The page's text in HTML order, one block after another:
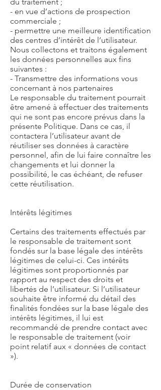
- en vue d’actions de prospection
commerciale ;
- permettre une meilleure identification
des centres d’intérêt de l’utilisateur.
Nous collectons et traitons également
les données personnelles aux fins
suivantes :
- Transmettre des informations vous
concernant à nos partenaires
Le responsable du traitement pourrait
être amené à effectuer des traitements
qui ne sont pas encore prévus dans la
présente Politique. Dans ce cas, il
contactera l’utilisateur avant de
réutiliser ses données à caractère
personnel, afin de lui faire connaître les
changements et lui donner la
possibilité, le cas échéant, de refuser
cette réutilisation.
Intérêts légitimes
Certains des traitements effectués par
le responsable de traitement sont
fondés sur la base légale des intérêts
légitimes de celui-ci. Ces intérêts
légitimes sont proportionnés par
rapport au respect des droits et
libertés de l’utilisateur. Si l’utilisateur
souhaite être informé du détail des
finalités fondées sur la base légale des
intérêts légitimes, il lui est
recommandé de prendre contact avec
le responsable de traitement (voir
point relatif aux « données de contact
»).
Durée de conservation